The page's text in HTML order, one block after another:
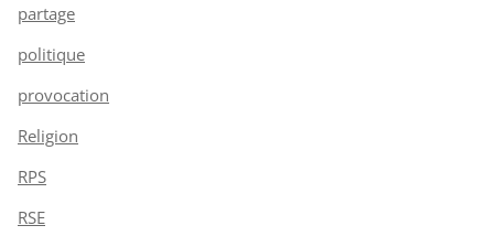
partage
politique
provocation
Religion
RPS
RSE